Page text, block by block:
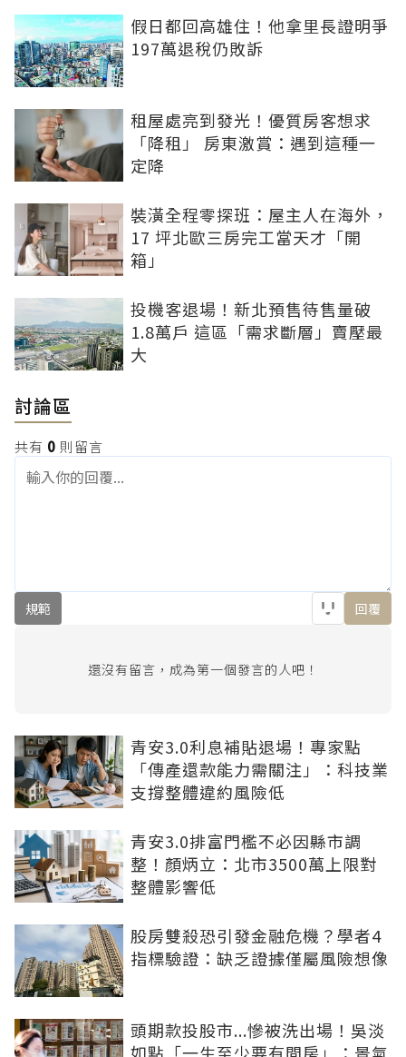
假日都回高雄住！他拿里長證明爭
197萬退稅仍敗訴
租屋處亮到發光！優質房客想求
「降租」 房東激賞：遇到這種一
定降
裝潢全程零探班：屋主人在海外，
17 坪北歐三房完工當天才「開
箱」
投機客退場！新北預售待售量破
1.8萬戶 這區「需求斷層」賣壓最
大
討論區
共有 0 則留言
規範 回覆
還沒有留言，成為第一個發言的人吧！
青安3.0利息補貼退場！專家點
「傳產還款能力需關注」：科技業
支撐整體違約風險低
青安3.0排富門檻不必因縣市調
整！顏炳立：北市3500萬上限對
整體影響低
股房雙殺恐引發金融危機？學者4
指標驗證：缺乏證據僅屬風險想像
頭期款投股市...慘被洗出場！吳淡